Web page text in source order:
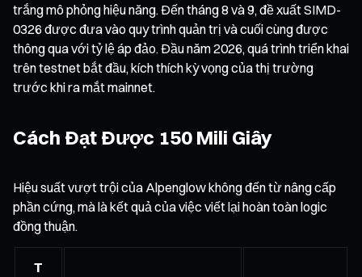
trắng mô phỏng hiệu năng. Đến tháng 8 và 9, đề xuất SIMD-
0326 được đưa vào quy trình quản trị và cuối cùng được
thông qua với tỷ lệ áp đảo. Đầu năm 2026, quá trình triển khai
trên testnet bắt đầu, kích thích kỳ vọng của thị trường
trước khi ra mắt mainnet.
Cách Đạt Được 150 Mili Giây
Hiệu suất vượt trội của Alpenglow không đến từ nâng cấp
phần cứng, mà là kết quả của việc viết lại hoàn toàn logic
đồng thuận.
T